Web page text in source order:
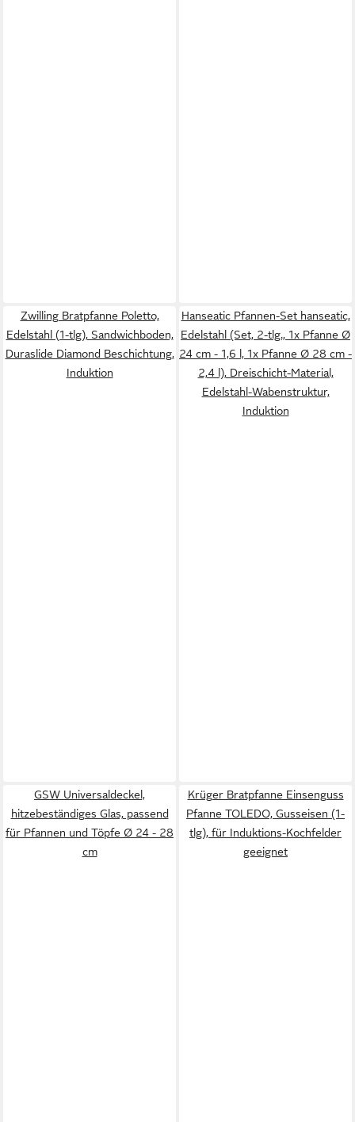
Zwilling Bratpfanne Poletto,
Edelstahl (1-tlg), Sandwichboden,
Duraslide Diamond Beschichtung,
Induktion
Hanseatic Pfannen-Set hanseatic,
Edelstahl (Set, 2-tlg., 1x Pfanne Ø
24 cm - 1,6 l, 1x Pfanne Ø 28 cm -
2,4 l), Dreischicht-Material,
Edelstahl-Wabenstruktur,
Induktion
GSW Universaldeckel,
hitzebeständiges Glas, passend
für Pfannen und Töpfe Ø 24 - 28
cm
Krüger Bratpfanne Einsenguss
Pfanne TOLEDO, Gusseisen (1-
tlg), für Induktions-Kochfelder
geeignet